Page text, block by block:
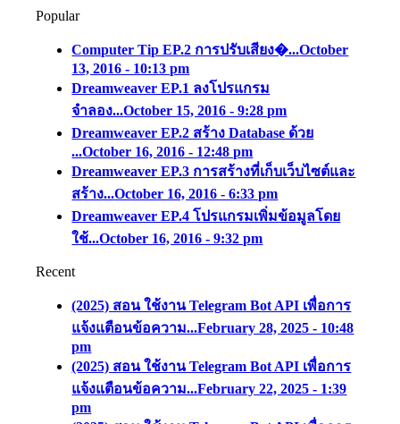
Popular
Computer Tip EP.2 การปรับเสียง�...October
13, 2016 - 10:13 pm
Dreamweaver EP.1 ลงโปรแกรม
จำลอง...October 15, 2016 - 9:28 pm
Dreamweaver EP.2 สร้าง Database ด้วย
...October 16, 2016 - 12:48 pm
Dreamweaver EP.3 การสร้างที่เก็บเว็บไซต์และ
สร้าง...October 16, 2016 - 6:33 pm
Dreamweaver EP.4 โปรแกรมเพิ่มข้อมูลโดย
ใช้...October 16, 2016 - 9:32 pm
Recent
(2025) สอน ใช้งาน Telegram Bot API เพื่อการ
แจ้งแตือนข้อความ...February 28, 2025 - 10:48
pm
(2025) สอน ใช้งาน Telegram Bot API เพื่อการ
แจ้งแตือนข้อความ...February 22, 2025 - 1:39
pm